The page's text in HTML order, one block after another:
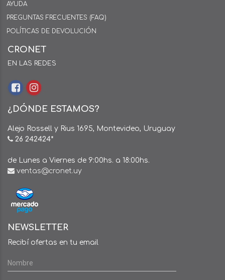
AYUDA
PREGUNTAS FRECUENTES (FAQ)
POLÍTICAS DE DEVOLUCIÓN
CRONET
EN LAS REDES
¿DÓNDE ESTAMOS?
Alejo Rossell y Rius 1695, Montevideo, Uruguay
26 242424*
de Lunes a Viernes de 9:00hs. a 18:00hs.
ventas@cronet.uy
NEWSLETTER
Recibí ofertas en tu email